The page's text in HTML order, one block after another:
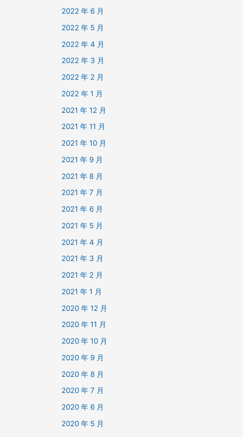
2022 年 6 月
2022 年 5 月
2022 年 4 月
2022 年 3 月
2022 年 2 月
2022 年 1 月
2021 年 12 月
2021 年 11 月
2021 年 10 月
2021 年 9 月
2021 年 8 月
2021 年 7 月
2021 年 6 月
2021 年 5 月
2021 年 4 月
2021 年 3 月
2021 年 2 月
2021 年 1 月
2020 年 12 月
2020 年 11 月
2020 年 10 月
2020 年 9 月
2020 年 8 月
2020 年 7 月
2020 年 6 月
2020 年 5 月